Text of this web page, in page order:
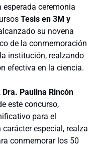
esperada ceremonia
Tesis en 3M y
su novena
de la conmemoración
institución, realzando
efectiva en la ciencia.
Dra. Paulina Rincón
este concurso,
para el
especial, realza
conmemorar los 50